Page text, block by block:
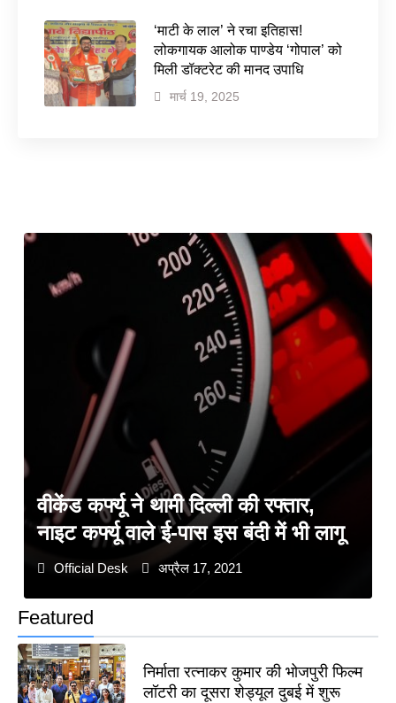
‘माटी के लाल’ ने रचा इतिहास!
लोकगायक आलोक पाण्डेय ‘गोपाल’ को
मिली डॉक्टरेट की मानद उपाधि
मार्च 19, 2025
Featured
निर्माता रत्नाकर कुमार की भोजपुरी फिल्म
लॉटरी का दूसरा शेड्यूल दुबई में शुरू
वीकेंड कर्फ्यू ने थामी दिल्ली की रफ्तार,
नाइट कर्फ्यू वाले ई-पास इस बंदी में भी लागू
Official Desk अप्रैल 17, 2021